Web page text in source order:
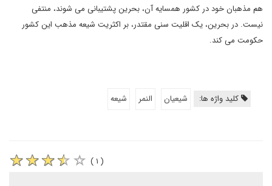
هم مذهبان خود در کشور همسایه آن، بحرین پشتیبانی می شوند، منتفی
نیست. در بحرین، یک اقلیت سنی مقتدر، بر اکثریت شیعه مذهب این کشور
حکومت می کند.
کلید واژه ها: شیعیان النمر شیعه
( ۱ )